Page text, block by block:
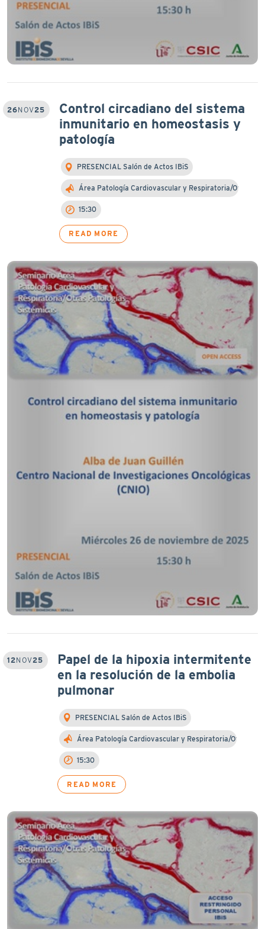
26NOV25
Control circadiano del sistema
inmunitario en homeostasis y
patología
PRESENCIAL Salón de Actos IBiS
Área Patología Cardiovascular y Respiratoria/Otra…
15:30
READ MORE
12NOV25
Papel de la hipoxia intermitente
en la resolución de la embolia
pulmonar
PRESENCIAL Salón de Actos IBiS
Área Patología Cardiovascular y Respiratoria/Otra…
15:30
READ MORE